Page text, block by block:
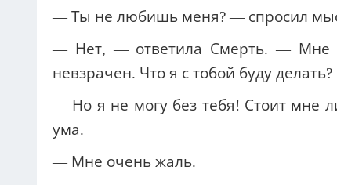
— Ты не любишь меня? — спросил
— Нет, — ответила Смерть. — Мне
невзрачен. Что я с тобой буду делать?
— Но я не могу без тебя! Стоит мне
ума.
— Мне очень жаль.